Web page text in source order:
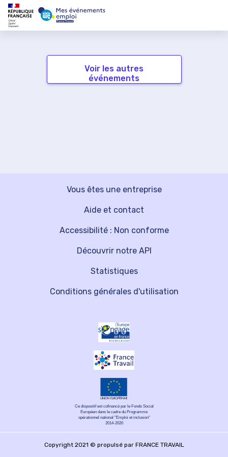
Voir les autres
événements
Vous êtes une entreprise
Découvrir notre API
Aide et contact
Statistiques
Accessibilité : Non conforme
Conditions générales d'utilisation
Ce dispositif est cofinancé par le Fonds Social
Européen dans le cadre du Programme
opérationnel national "Emploi et inclusion"
2014-2020
Copyright 2021 © propulsé par FRANCE TRAVAIL